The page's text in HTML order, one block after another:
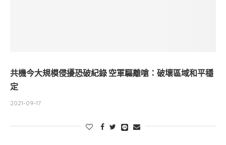
共機今大規模侵擾恐破紀錄 空軍驅離嗆：破壞區域和平穩
定
2021-09-17